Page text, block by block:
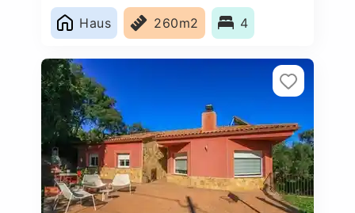
Haus
260m2 4